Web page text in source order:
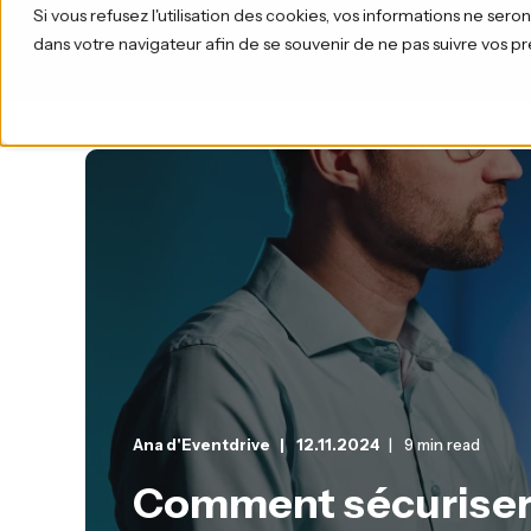
Si vous refusez l'utilisation des cookies, vos informations ne
dans votre navigateur afin de se souvenir de ne pas suivre vos
Produit
Ana d'Eventdrive 12.11.2024 9 min read
Comment